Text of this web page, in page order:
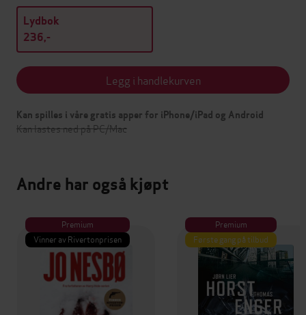
Lydbok
236,-
Legg i handlekurven
Kan spilles i våre gratis apper for iPhone/iPad og Android
Kan lastes ned på PC/Mac
Andre har også kjøpt
Premium
Vinner av Rivertonprisen
Premium
Første gang på tilbud